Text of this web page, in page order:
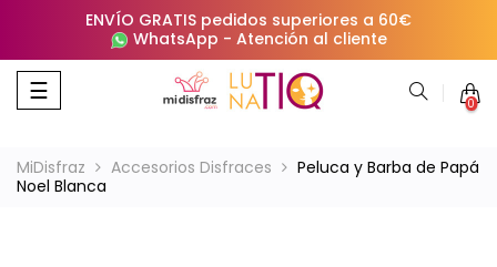
ENVÍO GRATIS pedidos superiores a 60€
WhatsApp - Atención al cliente
Navegación
de
☰ 0
MiDisfraz Accesorios Disfraces
Peluca y Barba de Papá
Noel Blanca